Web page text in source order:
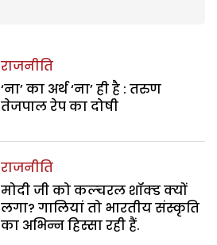
राजनीति
‘ना’ का अर्थ ‘ना’ ही है : तरुण
तेजपाल रेप का दोषी
राजनीति
मोदी जी को कल्चरल शॉक्ड क्यों
लगा? गालियां तो भारतीय संस्कृति
का अभिन्न हिस्सा रही हैं.